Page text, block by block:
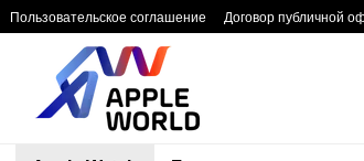
Пользовательское соглашение Договор публичной